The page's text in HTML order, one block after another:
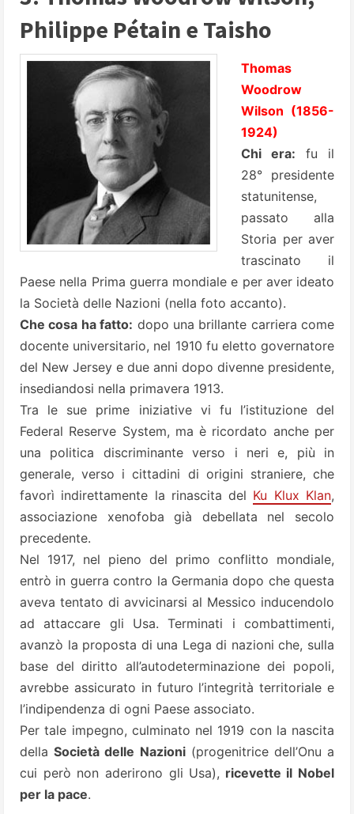
Philippe Pétain e Taisho
Thomas
Woodrow
Wilson (1856-
1924)
Chi era: fu il
28° presidente
statunitense,
passato alla
Storia per aver
trascinato il
Paese nella Prima guerra mondiale e per aver ideato
la Società delle Nazioni (nella foto accanto).
Che cosa ha fatto: dopo una brillante carriera come
docente universitario, nel 1910 fu eletto governatore
del New Jersey e due anni dopo divenne presidente,
insediandosi nella primavera 1913.
Tra le sue prime iniziative vi fu l’istituzione del
Federal Reserve System, ma è ricordato anche per
una politica discriminante verso i neri e, più in
generale, verso i cittadini di origini straniere, che
favorì indirettamente la rinascita del Ku Klux Klan,
associazione xenofoba già debellata nel secolo
precedente.
Nel 1917, nel pieno del primo conflitto mondiale,
entrò in guerra contro la Germania dopo che questa
aveva tentato di avvicinarsi al Messico inducendolo
ad attaccare gli Usa. Terminati i combattimenti,
avanzò la proposta di una Lega di nazioni che, sulla
base del diritto all’autodeterminazione dei popoli,
avrebbe assicurato in futuro l’integrità territoriale e
l’indipendenza di ogni Paese associato.
Per tale impegno, culminato nel 1919 con la nascita
dellaSocietà delle Nazioni(progenitrice dell’Onu a
cui però non aderirono gli Usa), ricevette il Nobel
per la pace.